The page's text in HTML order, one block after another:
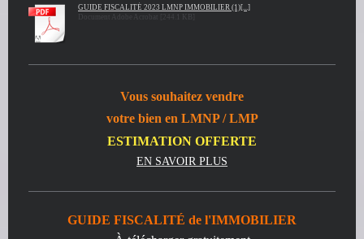
GUIDE FISCALITÉ 2023 LMNP IMMOBILIER (1)[...]
Document Adobe Acrobat [244.1 KB]
Vous souhaitez vendre
votre bien en LMNP / LMP
ESTIMATION OFFERTE
EN SAVOIR PLUS
GUIDE FISCALITÉ de l'IMMOBILIER